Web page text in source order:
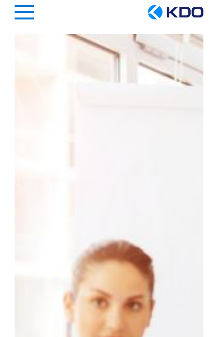
Hauptregion der Seite anspringen